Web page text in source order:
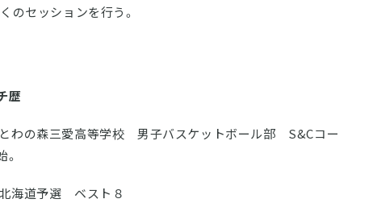
のセッションを行う。
歴
わの森三愛高等学校 男子バスケットボール部 S&Cコー
海道予選 ベスト８